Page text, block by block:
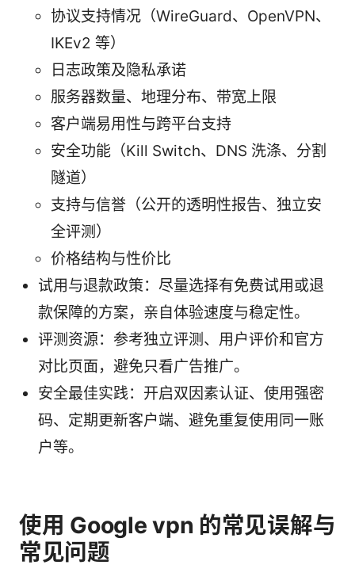
协议支持情况（WireGuard、OpenVPN、
IKEv2 等）
日志政策及隐私承诺
服务器数量、地理分布、带宽上限
客户端易用性与跨平台支持
安全功能（Kill Switch、DNS 洗涤、分割
隧道）
支持与信誉（公开的透明性报告、独立安
全评测）
价格结构与性价比
试用与退款政策：尽量选择有免费试用或退
款保障的方案，亲自体验速度与稳定性。
评测资源：参考独立评测、用户评价和官方
对比页面，避免只看广告推广。
安全最佳实践：开启双因素认证、使用强密
码、定期更新客户端、避免重复使用同一账
户等。
使用 Google vpn 的常见误解与
常见问题